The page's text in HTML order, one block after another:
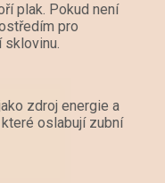
plak. Pokud není
pro
sklovinu.
zdroj energie a
oslabují zubní